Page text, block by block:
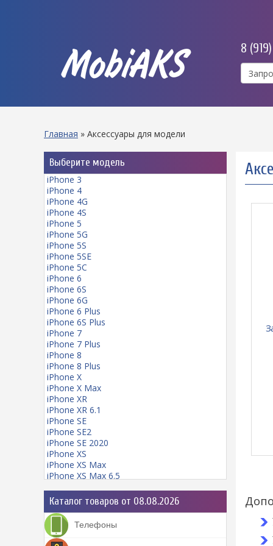
MobiAKS
8
Главная » Аксессуары для модели
Выберите модель
iPhone 3
iPhone 4
iPhone 4G
iPhone 4S
iPhone 5
iPhone 5G
iPhone 5S
iPhone 5SE
iPhone 5C
iPhone 6
iPhone 6S
iPhone 6G
iPhone 6 Plus
iPhone 6S Plus
iPhone 7
iPhone 7 Plus
iPhone 8
iPhone 8 Plus
iPhone X
iPhone X Max
iPhone XR
iPhone XR 6.1
iPhone SE
iPhone SE2
iPhone SE 2020
iPhone XS
iPhone XS Max
iPhone XS Max 6.5
iPhone 11 mini
iPhone 11 Pro
iPhone 11 Pro Max
iPhone 12
iPhone 12 Pro
Каталог товаров от 08.08.2026
Телефоны